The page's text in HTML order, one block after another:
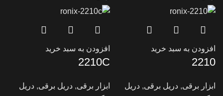
افزودن به سبد خرید
2210
ابزار برقی, دریل برقی, دریل
افزودن به سبد خرید
2210C
ابزار برقی, دریل برقی, دریل